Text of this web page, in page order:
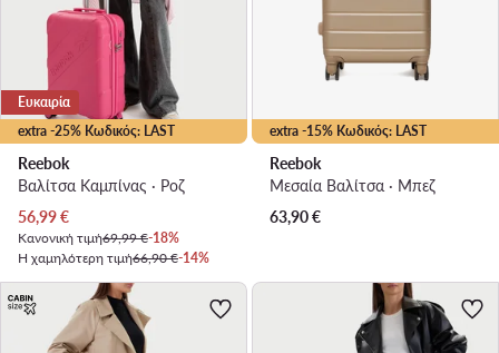
extra -25% Κωδικός: LAST
Ευκαιρία
Reebok
Βαλίτσα Καμπίνας · Ροζ
Τρέχουσα τιμή
56,99€
Κανονική τιμή69,99 €-18%
Η χαμηλότερη τιμή66,90 €-14%
extra -15% Κωδικός: LAST
Reebok
Μεσαία Βαλίτσα · Μπεζ
63,90€